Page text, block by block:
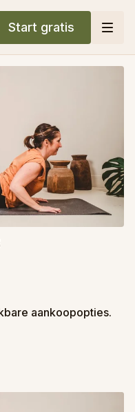
Start gratis
aankoopopties.